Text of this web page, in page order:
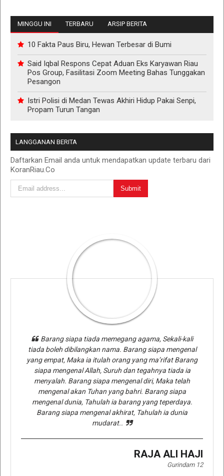
MINGGU INI TERBARU ARSIP BERITA
10 Fakta Paus Biru, Hewan Terbesar di Bumi
Said Iqbal Respons Cepat Aduan Eks Karyawan Riau
Pos Group, Fasilitasi Zoom Meeting Bahas Tunggakan
Pesangon
Istri Polisi di Medan Tewas Akhiri Hidup Pakai Senpi,
Propam Turun Tangan
LANGGANAN BERITA
Daftarkan Email anda untuk mendapatkan update terbaru dari
KoranRiau.Co
Barang siapa tiada memegang agama, Sekali-kali
tiada boleh dibilangkan nama. Barang siapa mengenal
yang empat, Maka ia itulah orang yang ma’rifat Barang
siapa mengenal Allah, Suruh dan tegahnya tiada ia
menyalah. Barang siapa mengenal diri, Maka telah
mengenal akan Tuhan yang bahri. Barang siapa
mengenal dunia, Tahulah ia barang yang teperdaya.
Barang siapa mengenal akhirat, Tahulah ia dunia
mudarat..
RAJA ALI HAJI
Gurindam 12